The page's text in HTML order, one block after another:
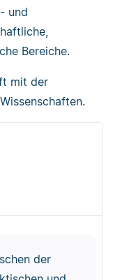
und
Bereiche.
mit der
der